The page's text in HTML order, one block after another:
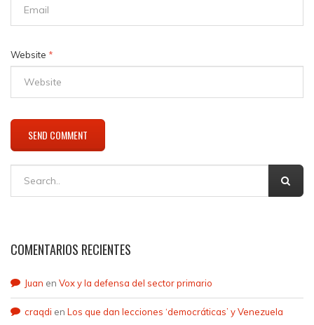
Website *
COMENTARIOS RECIENTES
Juan en Vox y la defensa del sector primario
craqdi en Los que dan lecciones ‘democráticas’ y Venezuela